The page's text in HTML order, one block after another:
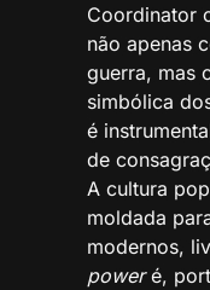
Coordinator
não apenas
guerra, mas
simbólica
é
de
A cultura
moldada
modernos,
poweré,